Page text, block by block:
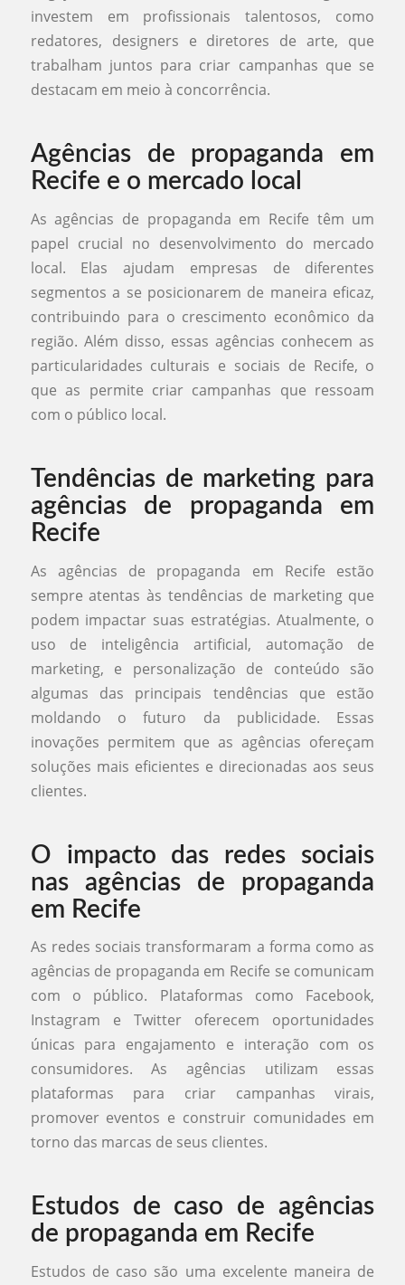
investem em profissionais talentosos, como
redatores, designers e diretores de arte, que
trabalham juntos para criar campanhas que se
destacam em meio à concorrência.
Agências de propaganda em
Recife e o mercado local
As agências de propaganda em Recife têm um
papel crucial no desenvolvimento do mercado
local. Elas ajudam empresas de diferentes
segmentos a se posicionarem de maneira eficaz,
contribuindo para o crescimento econômico da
região. Além disso, essas agências conhecem as
particularidades culturais e sociais de Recife, o
que as permite criar campanhas que ressoam
com o público local.
Tendências de marketing para
agências de propaganda em
Recife
As agências de propaganda em Recife estão
sempre atentas às tendências de marketing que
podem impactar suas estratégias. Atualmente, o
uso de inteligência artificial, automação de
marketing, e personalização de conteúdo são
algumas das principais tendências que estão
moldando o futuro da publicidade. Essas
inovações permitem que as agências ofereçam
soluções mais eficientes e direcionadas aos seus
clientes.
O impacto das redes sociais
nas agências de propaganda
em Recife
As redes sociais transformaram a forma como as
agências de propaganda em Recife se comunicam
com o público. Plataformas como Facebook,
Instagram e Twitter oferecem oportunidades
únicas para engajamento e interação com os
consumidores. As agências utilizam essas
plataformas para criar campanhas virais,
promover eventos e construir comunidades em
torno das marcas de seus clientes.
Estudos de caso de agências
de propaganda em Recife
Estudos de caso são uma excelente maneira de